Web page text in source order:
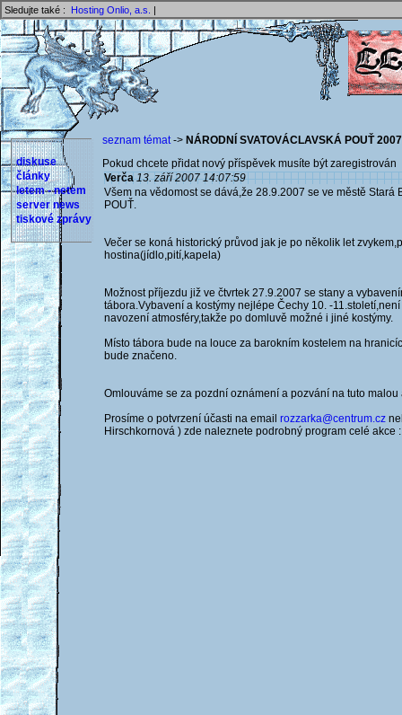
Sledujte také : Hosting Onlio, a.s. |
diskuse
články
letem - netem
server news
tiskové zprávy
seznam témat-> NÁRODNÍ SVATOVÁCLAVSKÁ POUŤ 2007
Pokud chcete přidat nový příspěvek musíte být
Verča 13. září 2007 14:07:59
Všem na vědomost se dává,že 28.9.2007 se ve městě Stará
POUŤ.
Večer se koná historický průvod jak je po několik let
hostina(jídlo,pití,kapela)
Možnost příjezdu již ve čtvrtek 27.9.2007 se stany a
tábora.Vybavení a kostýmy nejlépe Čechy 10. -
navození atmosféry,takže po domluvě možné i jiné kostýmy.
Místo tábora bude na louce za barokním kostelem na
bude značeno.
Omlouváme se za pozdní oznámení a pozvání na tuto
Prosíme o potvrzení účasti na email rozzarka@centrum.cz
Hirschkornová ) zde naleznete podrobný program celé akce